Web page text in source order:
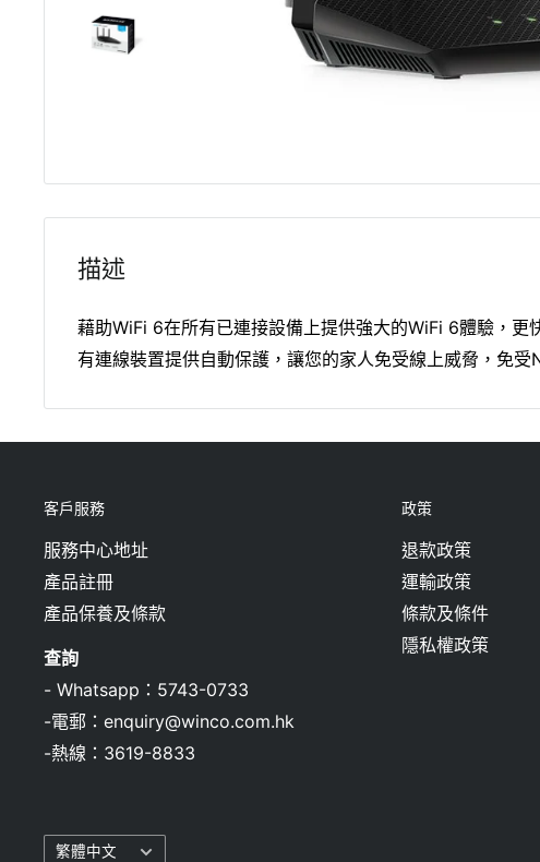
描述
藉助WiFi 6在所有已連接設備上提供強大的WiFi 6體驗，更
有連線裝置提供自動保護，讓您的家人免受線上威脅，免受
客戶服務
服務中心地址
產品註冊
產品保養及條款
查詢
- Whatsapp：5743-0733
-電郵：enquiry@winco.com.hk
-熱線：3619-8833
政策
退款政策
運輸政策
條款及條件
隱私權政策
語繁體中文